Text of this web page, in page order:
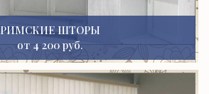
РИМСКИЕ ШТОРЫ
от 4 200 руб.